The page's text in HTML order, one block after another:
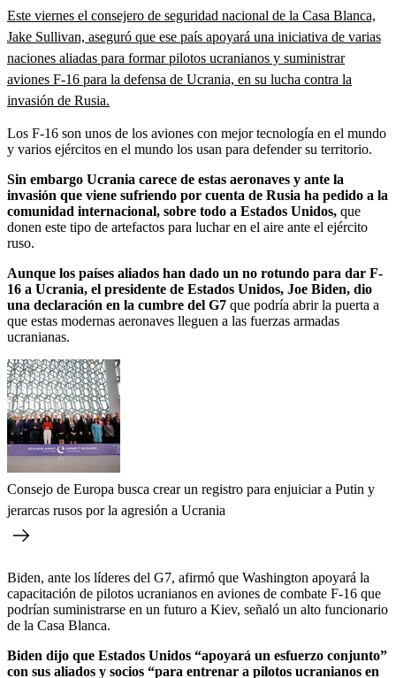
Este viernes el consejero de seguridad nacional de la Casa Blanca,
Jake Sullivan, aseguró que ese país apoyará una iniciativa de varias
naciones aliadas para formar pilotos ucranianos y suministrar
aviones F-16 para la defensa de Ucrania, en su lucha contra la
invasión de Rusia.
Los F-16 son unos de los aviones con mejor tecnología en el mundo
y varios ejércitos en el mundo los usan para defender su territorio.
Sin embargo Ucrania carece de estas aeronaves y ante la
invasión que viene sufriendo por cuenta de Rusia ha pedido a la
comunidad internacional, sobre todo a Estados Unidos, que
donen este tipo de artefactos para luchar en el aire ante el ejército
ruso.
Aunque los países aliados han dado un no rotundo para dar F-
16 a Ucrania, el presidente de Estados Unidos, Joe Biden, dio
una declaración en la cumbre del G7 que podría abrir la puerta a
que estas modernas aeronaves lleguen a las fuerzas armadas
ucranianas.
Consejo de Europa busca crear un registro para enjuiciar a Putin y
jerarcas rusos por la agresión a Ucrania
Biden, ante los líderes del G7, afirmó que Washington apoyará la
capacitación de pilotos ucranianos en aviones de combate F-16 que
podrían suministrarse en un futuro a Kiev, señaló un alto funcionario
de la Casa Blanca.
Biden dijo que Estados Unidos “apoyará un esfuerzo conjunto”
con sus aliados y socios “para entrenar a pilotos ucranianos en